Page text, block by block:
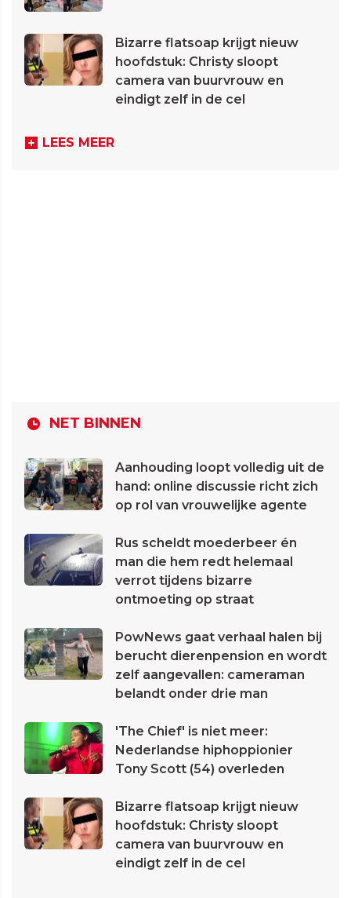
Bizarre flatsoap krijgt nieuw
hoofdstuk: Christy sloopt
camera van buurvrouw en
eindigt zelf in de cel
LEES MEER
NET BINNEN
Aanhouding loopt volledig uit de
hand: online discussie richt zich
op rol van vrouwelijke agente
Rus scheldt moederbeer én
man die hem redt helemaal
verrot tijdens bizarre
ontmoeting op straat
PowNews gaat verhaal halen bij
berucht dierenpension en wordt
zelf aangevallen: cameraman
belandt onder drie man
'The Chief' is niet meer:
Nederlandse hiphoppionier
Tony Scott (54) overleden
Bizarre flatsoap krijgt nieuw
hoofdstuk: Christy sloopt
camera van buurvrouw en
eindigt zelf in de cel